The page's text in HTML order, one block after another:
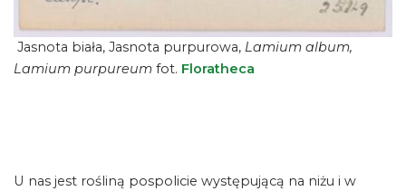
Jasnota biała, Jasnota purpurowa, Lamium album,
Lamium purpureum fot. Floratheca
U nas jest rośliną pospolicie występującą na niżu i w